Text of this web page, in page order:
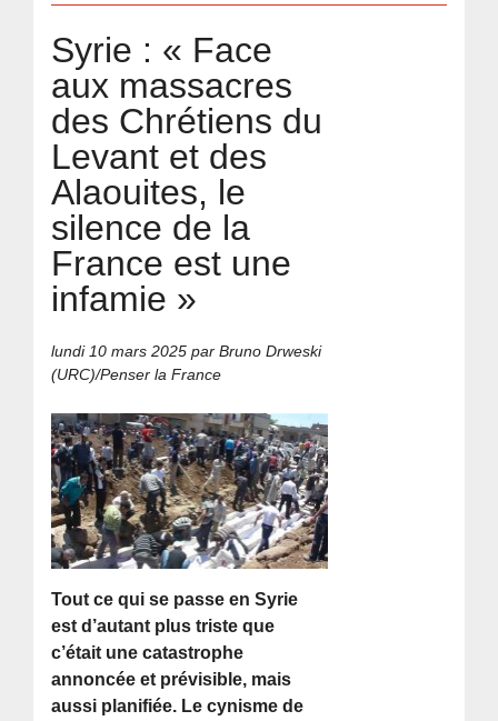
Syrie : « Face
aux massacres
des Chrétiens du
Levant et des
Alaouites, le
silence de la
France est une
infamie »
lundi 10 mars 2025 par Bruno Drweski
(URC)/Penser la France
Tout ce qui se passe en Syrie
est d’autant plus triste que
c’était une catastrophe
annoncée et prévisible, mais
aussi planifiée. Le cynisme de